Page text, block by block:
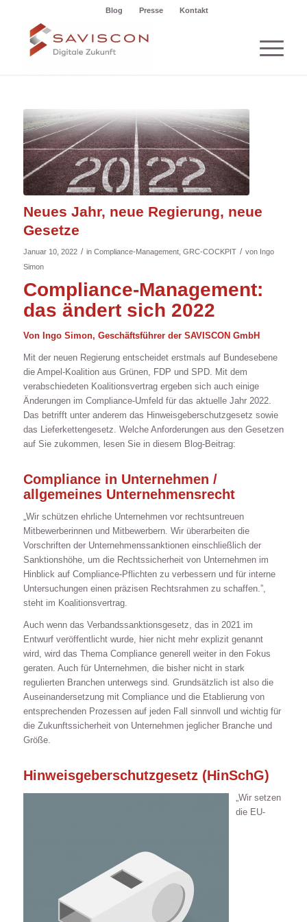
Blog Presse Kontakt
Neues Jahr, neue Regierung, neue
Gesetze
Januar 10, 2022 / in Compliance-Management, GRC-COCKPIT / von Ingo
Simon
Compliance-Management:
das ändert sich 2022
Von Ingo Simon, Geschäftsführer der SAVISCON GmbH
Mit der neuen Regierung entscheidet erstmals auf Bundesebene
die Ampel-Koalition aus Grünen, FDP und SPD. Mit dem
verabschiedeten Koalitionsvertrag ergeben sich auch einige
Änderungen im Compliance-Umfeld für das aktuelle Jahr 2022.
Das betrifft unter anderem das Hinweisgeberschutzgesetz sowie
das Lieferkettengesetz. Welche Anforderungen aus den Gesetzen
auf Sie zukommen, lesen Sie in diesem Blog-Beitrag:
Compliance in Unternehmen /
allgemeines Unternehmensrecht
„Wir schützen ehrliche Unternehmen vor rechtsuntreuen
Mitbewerberinnen und Mitbewerbern. Wir überarbeiten die
Vorschriften der Unternehmenssanktionen einschließlich der
Sanktionshöhe, um die Rechtssicherheit von Unternehmen im
Hinblick auf Compliance-Pflichten zu verbessern und für interne
Untersuchungen einen präzisen Rechtsrahmen zu schaffen.”,
steht im Koalitionsvertrag.
Auch wenn das Verbandssanktionsgesetz, das in 2021 im
Entwurf veröffentlicht wurde, hier nicht mehr explizit genannt
wird, wird das Thema Compliance generell weiter in den Fokus
geraten. Auch für Unternehmen, die bisher nicht in stark
regulierten Branchen unterwegs sind. Grundsätzlich ist also die
Auseinandersetzung mit Compliance und die Etablierung von
entsprechenden Prozessen auf jeden Fall sinnvoll und wichtig für
die Zukunftssicherheit von Unternehmen jeglicher Branche und
Größe.
Hinweisgeberschutzgesetz (HinSchG)
„Wir setzen
die EU-